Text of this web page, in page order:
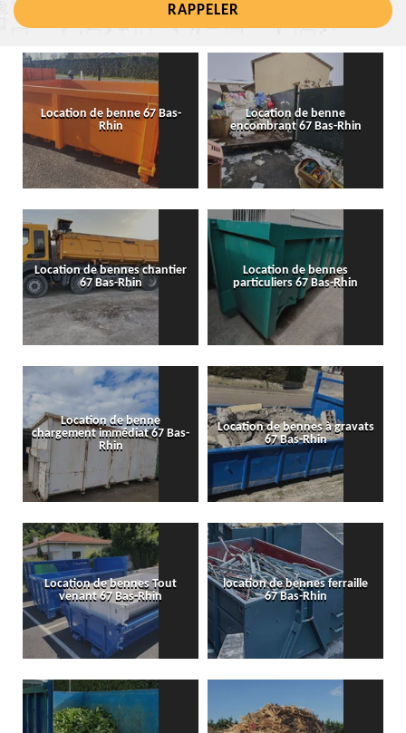
Location de benne 67 Bas-
Rhin
Location de benne
encombrant 67 Bas-Rhin
Location de bennes chantier
67 Bas-Rhin
Location de bennes
particuliers 67 Bas-Rhin
Location de benne
chargement immédiat 67 Bas-
Rhin
Location de bennes à gravats
67 Bas-Rhin
Location de bennes Tout
venant 67 Bas-Rhin
location de bennes ferraille
67 Bas-Rhin